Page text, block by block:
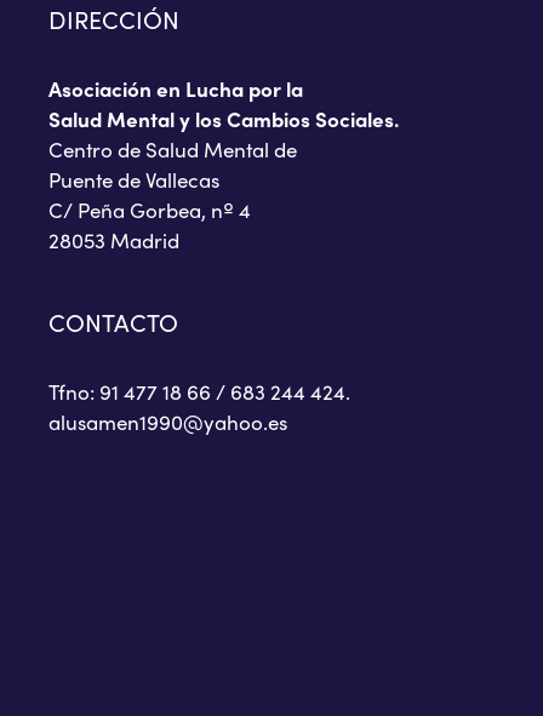
DIRECCIÓN
Asociación en Lucha por la
Salud Mental y los Cambios Sociales.
Centro de Salud Mental de
Puente de Vallecas
C/ Peña Gorbea, nº 4
28053 Madrid
CONTACTO
Tfno: 91 477 18 66 / 683 244 424.
alusamen1990@yahoo.es